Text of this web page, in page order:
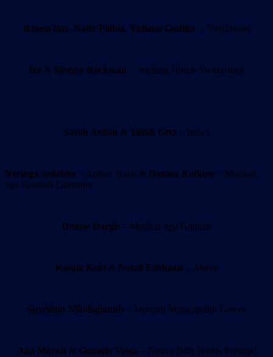
Rotem Iluz, Nativ Filibia, Yuliana Gadilov – Visit2Israel
Ira & Moriya Rockman – Smiling House Switzerland
Sarah Avitan & Yiftah Getz– Izraex
Neringa Sedelske – Amber Tours & Donata Katkute – Medical
Spa Gradiali Lithuania
Domas Dargis – Medical Spa Gradiali
Ksenia Kobi & Natali Edelman – Ahava
Spyridon Nikologiannis– Meteora Municipality Greece
Ana Morais& Gonsalo Veiga – Natura IMB Hotels Portugal